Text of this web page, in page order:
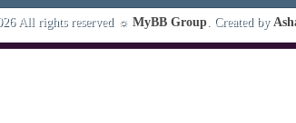
All rights reserved ☼ MyBB Group . Created by